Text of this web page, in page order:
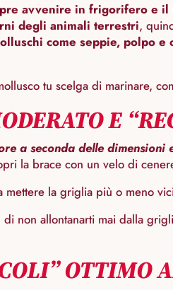
avvenire in frigorifero e
degli animali terrestri,
come seppie, polpo
tu scelga di marinare,
E
a seconda delle
la brace con un velo di
mettere la griglia più o meno
non allontanarti mai dalla
OTTIMO